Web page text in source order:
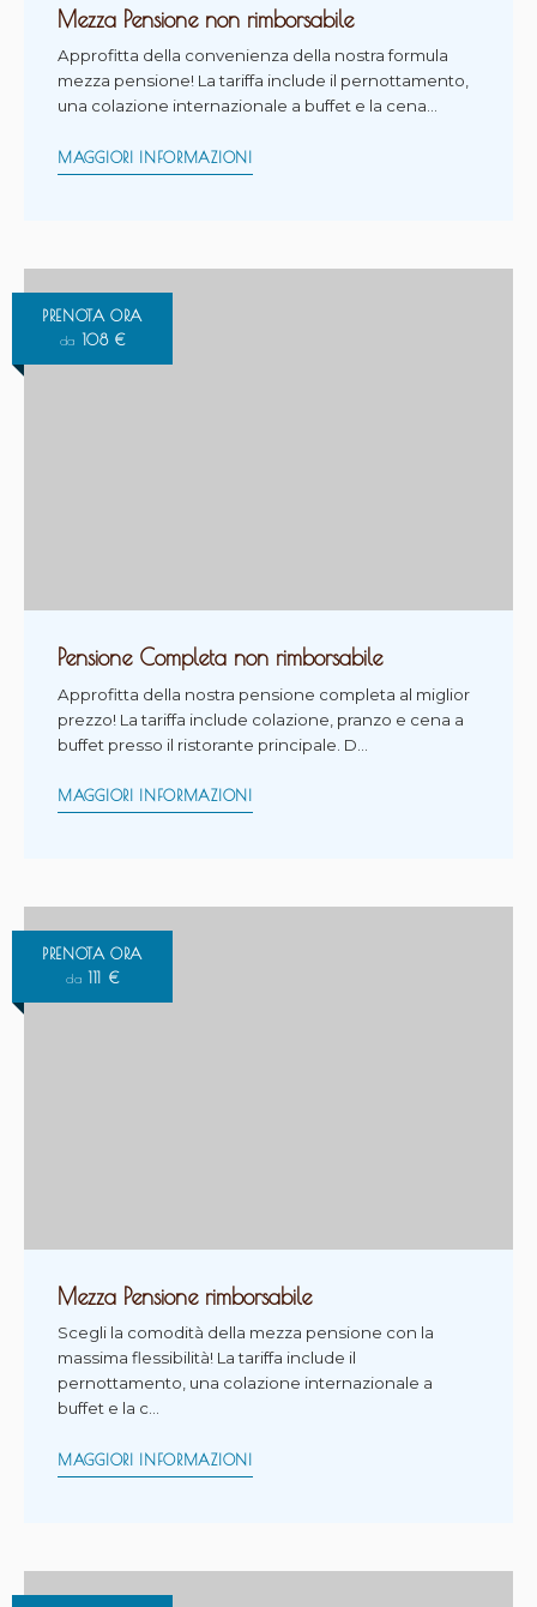
Mezza Pensione non rimborsabile
Approfitta della convenienza della nostra formula
mezza pensione! La tariffa include il pernottamento,
una colazione internazionale a buffet e la cena…
MAGGIORI INFORMAZIONI
PRENOTA ORA
da 108 €
Pensione Completa non rimborsabile
Approfitta della nostra pensione completa al miglior
prezzo! La tariffa include colazione, pranzo e cena a
buffet presso il ristorante principale. D…
MAGGIORI INFORMAZIONI
PRENOTA ORA
da 111 €
Mezza Pensione rimborsabile
Scegli la comodità della mezza pensione con la
massima flessibilità! La tariffa include il
pernottamento, una colazione internazionale a
buffet e la c…
MAGGIORI INFORMAZIONI